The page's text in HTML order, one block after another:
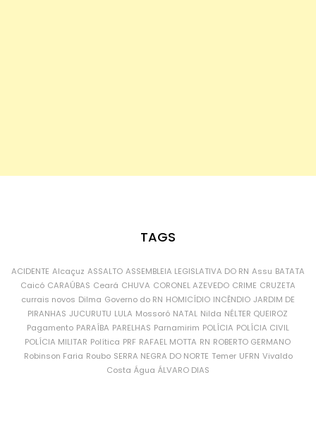
TAGS
ACIDENTE Alcaçuz ASSALTO ASSEMBLEIA LEGISLATIVA DO RN Assu BATATA
Caicó CARAÚBAS Ceará CHUVA CORONEL AZEVEDO CRIME CRUZETA
currais novos Dilma Governo do RN HOMICÍDIO INCÊNDIO JARDIM DE
PIRANHAS JUCURUTU LULA Mossoró NATAL Nilda NÉLTER QUEIROZ
Pagamento PARAÍBA PARELHAS Parnamirim POLÍCIA POLÍCIA CIVIL
POLÍCIA MILITAR Política PRF RAFAEL MOTTA RN ROBERTO GERMANO
Robinson Faria Roubo SERRA NEGRA DO NORTE Temer UFRN Vivaldo
Costa Água ÁLVARO DIAS